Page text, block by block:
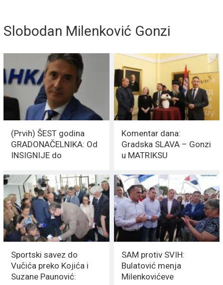
Slobodan Milenković Gonzi
(Prvih) ŠEST godina
GRADONAČELNIKA: Od
INSIGNIJE do
Komentar dana:
Gradska SLAVA – Gonzi
u MATRIKSU
Sportski savez do
Vučića preko Kojića i
Suzane Paunović:
SAM protiv SVIH:
Bulatović menja
Milenkovićeve